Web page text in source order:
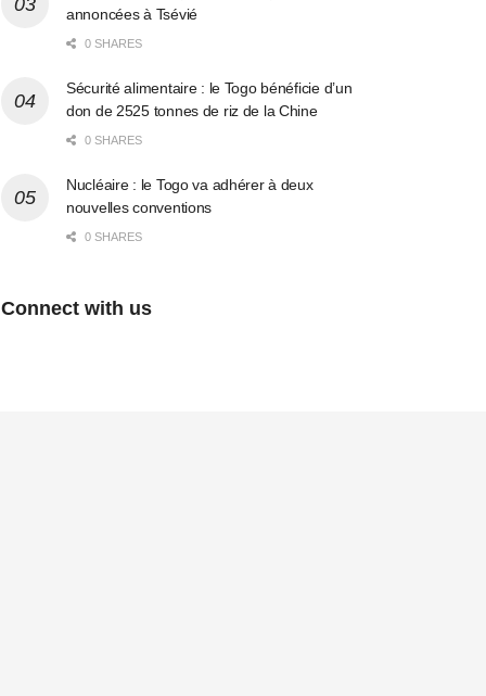
annoncées à Tsévié
0 SHARES
Sécurité alimentaire : le Togo bénéficie d’un
don de 2525 tonnes de riz de la Chine
0 SHARES
Nucléaire : le Togo va adhérer à deux
nouvelles conventions
0 SHARES
Connect with us